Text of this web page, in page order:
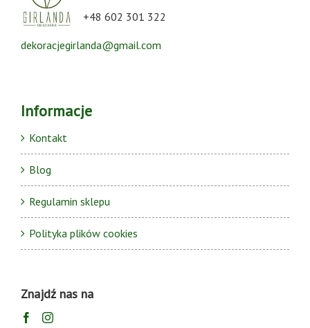
+48 602 301 322
dekoracjegirlanda@gmail.com
Informacje
Kontakt
Blog
Regulamin sklepu
Polityka plików cookies
Znajdź nas na